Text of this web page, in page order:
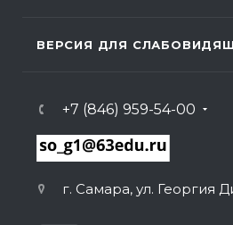
ВЕРСИЯ ДЛЯ
+7 (846) 959-54-00
г. Самара, ул. Георгия